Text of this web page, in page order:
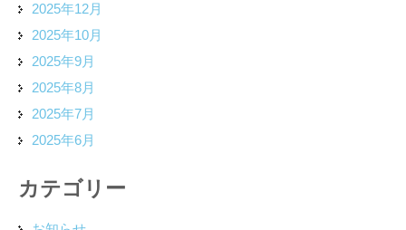
2025年12月
2025年10月
2025年9月
2025年8月
2025年7月
2025年6月
カテゴリー